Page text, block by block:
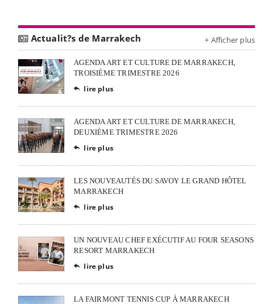
Actualit?s de Marrakech + Afficher plus
AGENDA ART ET CULTURE DE MARRAKECH,
TROISIÈME TRIMESTRE 2026
 lire plus
AGENDA ART ET CULTURE DE MARRAKECH,
DEUXIÈME TRIMESTRE 2026
 lire plus
LES NOUVEAUTÉS DU SAVOY LE GRAND HÔTEL
MARRAKECH
 lire plus
UN NOUVEAU CHEF EXÉCUTIF AU FOUR SEASONS
RESORT MARRAKECH
 lire plus
LA FAIRMONT TENNIS CUP À MARRAKECH